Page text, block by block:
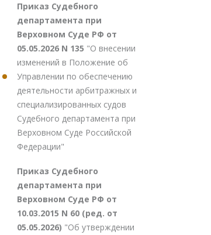
Приказ Судебного
департамента при
Верховном Суде РФ от
05.05.2026 N 135 "О внесении
изменений в Положение об
Управлении по обеспечению
деятельности арбитражных и
специализированных судов
Судебного департамента при
Верховном Суде Российской
Федерации"
Приказ Судебного
департамента при
Верховном Суде РФ от
10.03.2015 N 60 (ред. от
05.05.2026) "Об утверждении